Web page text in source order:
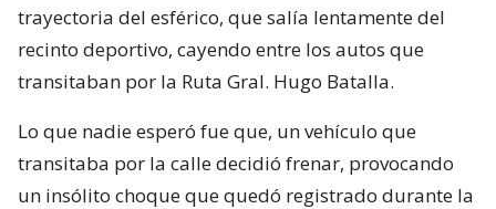
trayectoria del esférico, que salía lentamente del
recinto deportivo, cayendo entre los autos que
transitaban por la Ruta Gral. Hugo Batalla.
Lo que nadie esperó fue que, un vehículo que
transitaba por la calle decidió frenar, provocando
un insólito choque que quedó registrado durante la